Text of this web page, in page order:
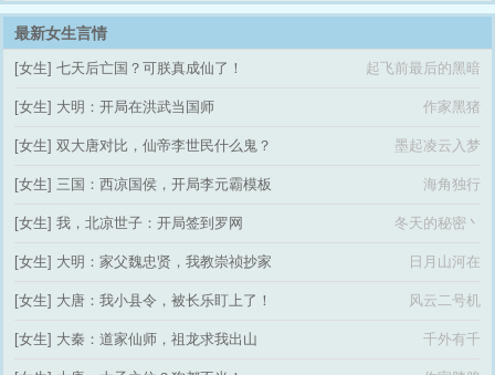
最新女生言情
[女生] 七天后亡国？可朕真成仙了！ 起飞前最后的黑暗
[女生] 大明：开局在洪武当国师 作家黑猪
[女生] 双大唐对比，仙帝李世民什么鬼？ 墨起凌云入梦
[女生] 三国：西凉国侯，开局李元霸模板 海角独行
[女生] 我，北凉世子：开局签到罗网 冬天的秘密丶
[女生] 大明：家父魏忠贤，我教崇祯抄家 日月山河在
[女生] 大唐：我小县令，被长乐盯上了！ 风云二号机
[女生] 大秦：道家仙师，祖龙求我出山 千外有千